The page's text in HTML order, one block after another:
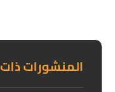
المنشورات